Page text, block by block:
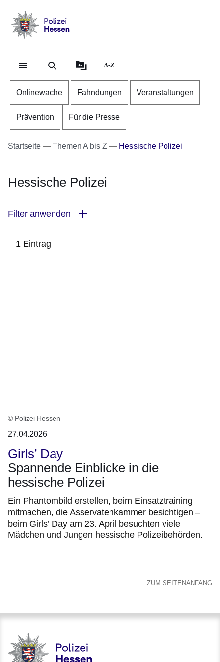
Hessen
A-Z
Onlinewache Fahndungen Veranstaltungen
Prävention Für die Presse
Startseite Themen A bis Z Hessische Polizei
Hessische Polizei
Filter anwenden
1 Eintrag
© Polizei Hessen
27.04.2026
Girls’ Day
Spannende Einblicke in die
hessische Polizei
Ein Phantombild erstellen, beim Einsatztraining
mitmachen, die Asservatenkammer besichtigen –
beim Girls’ Day am 23. April besuchten viele
Mädchen und Jungen hessische Polizeibehörden.
ZUM SEITENANFANG